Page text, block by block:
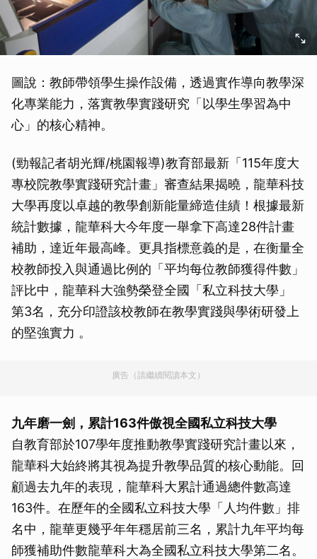
圖說：教師帶領學生操作設備，透過實作導向教學深
化專業能力，落實教學實踐研究「以學生學習為中
心」的核心精神。
(勁報記者胡光輝/桃園報導)教育部最新「115年度大
專校院教學實踐研究計畫」審查結果揭曉，龍華科技
大學再度以卓越的教學創新能量締造佳績！根據最新
統計數據，龍華科大今年度一舉拿下高達28件計畫
補助，達近年最高峰。更具指標意義的是，在衡量全
校教師投入與通過比例的「平均每位教師獲得件數」
評比中，龍華科大強勢榮登全國「私立科技大學」
第3名，充分印證該校教師在教學實踐與學術研發上
的堅強實力 。
廣告（請繼續閱讀本文）
九年磨一劍，累計163件傲視全國私立科技大學
自教育部於107學年度推動教學實踐研究計畫以來，
龍華科大始終將其視為提升教學品質的核心動能。回
顧過去九年的表現，龍華科大累計通過總件數高達
163件。在歷年的全國私立科技大學「人均件數」排
名中，龍華更幾乎年年穩居前三名，累計九年平均每
師獲補助件數龍華科大為全國私立科技大學第二名。